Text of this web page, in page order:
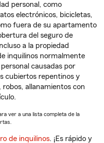
personal, como
electrónicos, bicicletas,
fuera de su apartamento
del seguro de
a la propiedad
inquilinos normalmente
causadas por
cubiertos repentinos y
allanamientos con
ver a una lista completa de la
de inquilinos. ¡Es rápido y